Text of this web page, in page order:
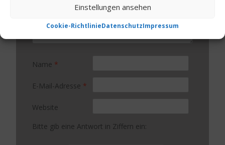
Einstellungen ansehen
Cookie-RichtlinieDatenschutzImpressum
Name *
E-Mail-Adresse *
Website
Bitte gib eine Antwort in Ziffern ein: